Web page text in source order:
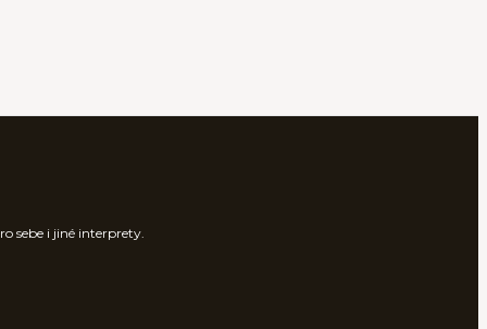
sebe i jiné interprety.